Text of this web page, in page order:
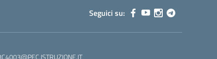
Seguici su: